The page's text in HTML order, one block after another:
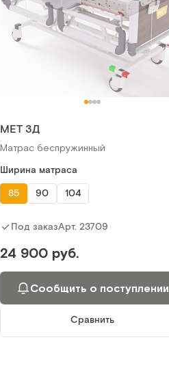
MET 3Д
Матрас беспружинный
Ширина матраса
85
90 104
Под заказАрт.23709
24 900 руб.
Сообщить о поступлении
Сравнить